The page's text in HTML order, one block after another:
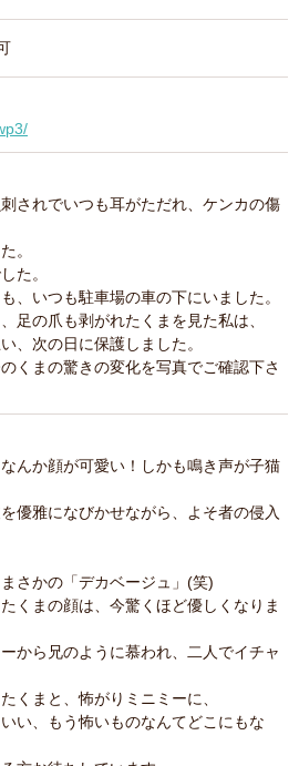
されでいつも耳がただれ、ケンカの傷
。
た。
、いつも駐車場の車の下にいました。
足の爪も剥がれたくまを見た私は、
、次の日に保護しました。
くまの驚きの変化を写真でご確認下さ
んか顔が可愛い！しかも鳴き声が子猫
優雅になびかせながら、よそ者の侵入
さかの「デカベージュ」(笑)
くまの顔は、今驚くほど優しくなりま
から兄のように慕われ、二人でイチャ
くまと、怖がりミニミーに、
い、もう怖いものなんてどこにもな